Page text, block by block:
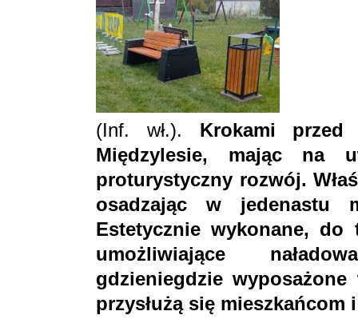
(Inf. wł.). Krokami
Międzylesie, mając na
proturystyczny rozwój.
osadzając w jedenastu
Estetycznie wykonane, do
umożliwiające
gdzieniegdzie
przysłużą się mieszkańcom